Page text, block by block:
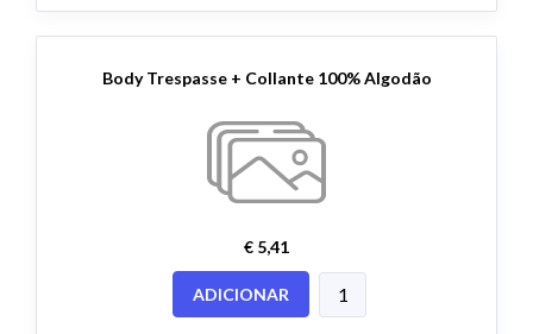
Body Trespasse + Collante 100% Algodão
€ 5,41
ADICIONAR